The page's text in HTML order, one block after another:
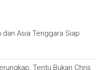
Asia Tenggara Siap
Tentu Bukan Chris